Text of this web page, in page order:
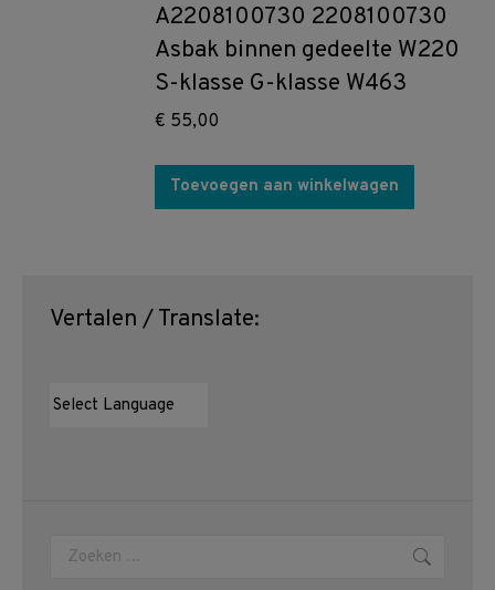
A2208100730 2208100730
Asbak binnen gedeelte W220
S-klasse G-klasse W463
€ 55,00
Toevoegen aan winkelwagen
Vertalen / Translate:
Zoeken: